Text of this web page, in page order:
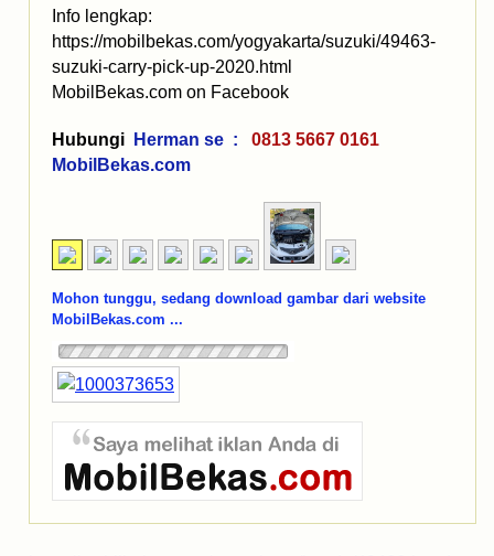
Info lengkap:
https://mobilbekas.com/yogyakarta/suzuki/49463-
suzuki-carry-pick-up-2020.html
MobilBekas.com on Facebook
Hubungi Herman se :
0813 5667 0161
MobilBekas.com
Mohon tunggu, sedang download gambar dari website
MobilBekas.com ...